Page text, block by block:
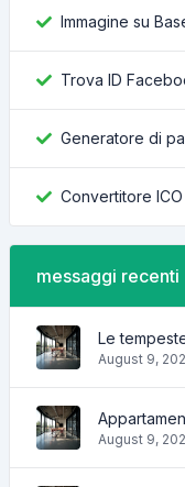
Immagine su
Trova ID
Generatore di
Convertitore ICO
messaggi recenti
Le
August 9,
August 9,